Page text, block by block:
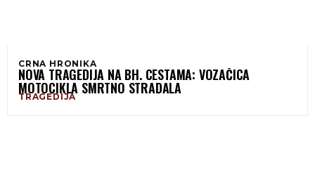
CRNA HRONIKA
NOVA TRAGEDIJA NA BH. CESTAMA: VOZAČICA
MOTOCIKLA SMRTNO STRADALA
TRAGEDIJA